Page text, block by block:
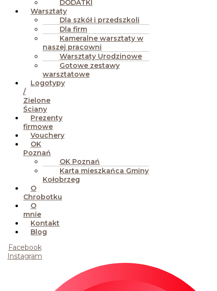
DODATKI
Warsztaty
Dla szkół i przedszkoli
Dla firm
Kameralne warsztaty w
naszej pracowni
Warsztaty Urodzinowe
Gotowe zestawy
warsztatowe
Logotypy
/
Zielone
Ściany
Prezenty
firmowe
Vouchery
OK
Poznań
OK Poznań
Karta mieszkańca Gminy
Kołobrzeg
O
Chrobotku
O
mnie
Kontakt
Blog
Facebook
Instagram